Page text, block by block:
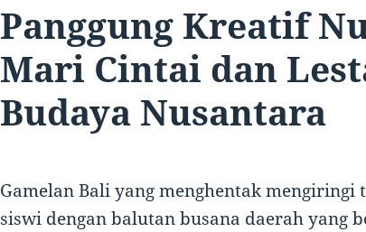
Panggung Kreatif
Mari Cintai dan
Budaya Nusantara
Gamelan Bali yang menghentak
siswi dengan balutan busana daerah yang